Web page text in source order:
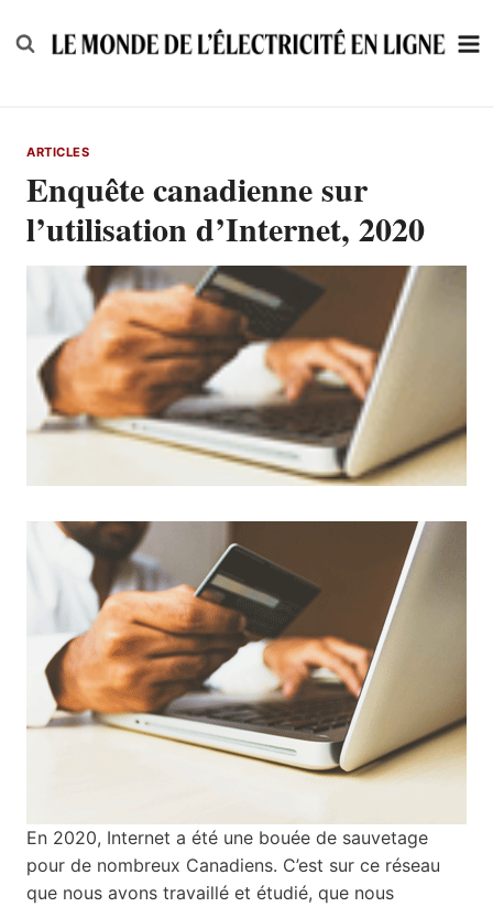
to
ARTICLES
Enquête canadienne sur
l’utilisation d’Internet, 2020
En 2020, Internet a été une bouée de sauvetage
pour de nombreux Canadiens. C’est sur ce réseau
que nous avons travaillé et étudié, que nous